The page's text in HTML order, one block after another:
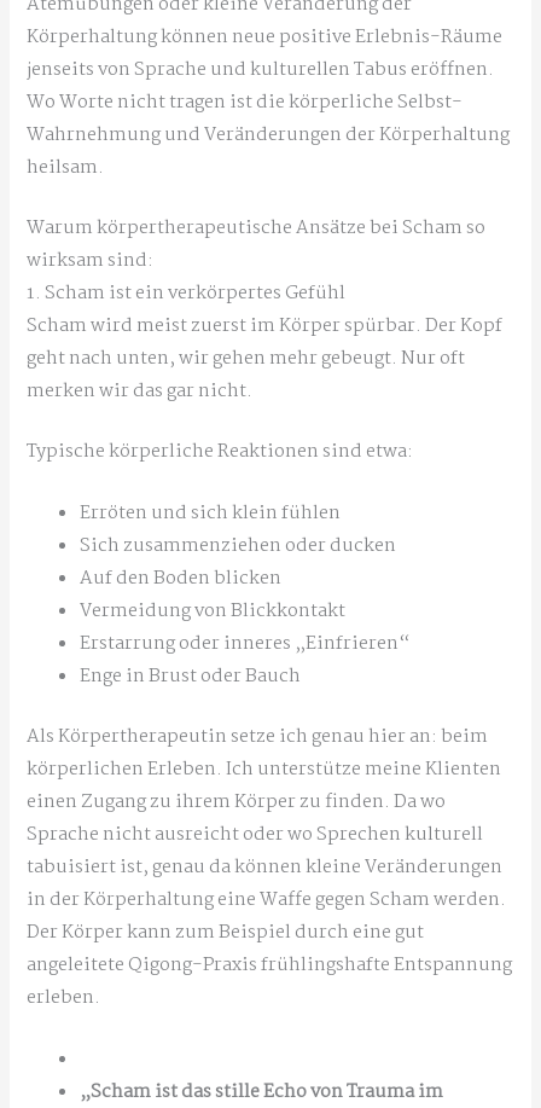
Körperhaltung können neue positive Erlebnis-Räume
jenseits von Sprache und kulturellen Tabus eröffnen.
Wo Worte nicht tragen ist die körperliche Selbst-
Wahrnehmung und Veränderungen der Körperhaltung
heilsam.
Warum körpertherapeutische Ansätze bei Scham so
wirksam sind:
1. Scham ist ein verkörpertes Gefühl
Scham wird meist zuerst im Körper spürbar. Der Kopf
geht nach unten, wir gehen mehr gebeugt. Nur oft
merken wir das gar nicht.
Typische körperliche Reaktionen sind etwa:
Erröten und sich klein fühlen
Sich zusammenziehen oder ducken
Auf den Boden blicken
Vermeidung von Blickkontakt
Erstarrung oder inneres „Einfrieren“
Enge in Brust oder Bauch
Als Körpertherapeutin setze ich genau hier an: beim
körperlichen Erleben. Ich unterstütze meine Klienten
einen Zugang zu ihrem Körper zu finden. Da wo
Sprache nicht ausreicht oder wo Sprechen kulturell
tabuisiert ist, genau da können kleine Veränderungen
in der Körperhaltung eine Waffe gegen Scham werden.
Der Körper kann zum Beispiel durch eine gut
angeleitete Qigong-Praxis frühlingshafte Entspannung
erleben.
„Scham ist das stille Echo von Trauma im